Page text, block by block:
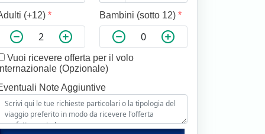
(+12) * Bambini (sotto 12) *
Vuoi ricevere offerta per il volo
(Opzionale)
Note Aggiuntive